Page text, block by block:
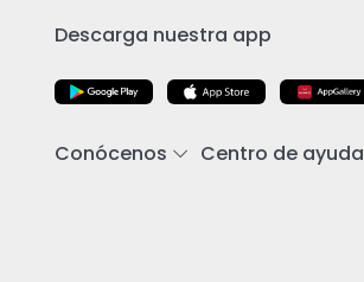
Descarga nuestra app
Conócenos Centro de ayuda